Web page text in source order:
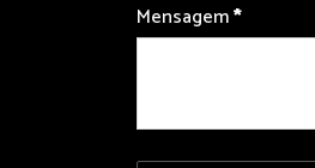
Mensagem*